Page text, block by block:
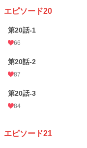
エピソード20
第20話-1
66
第20話-2
87
第20話-3
84
エピソード21